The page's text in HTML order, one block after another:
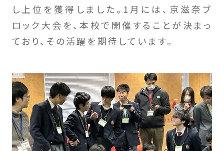
し上位を獲得しました。1月には、京滋奈ブ
ロック大会を、本校で開催することが決まっ
ており、その活躍を期待しています。